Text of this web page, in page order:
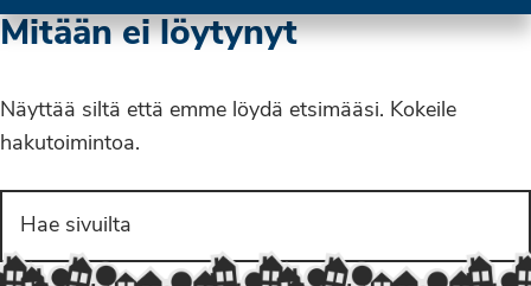
Mitään ei löytynyt
Näyttää siltä että emme löydä etsimääsi. Kokeile
hakutoimintoa.